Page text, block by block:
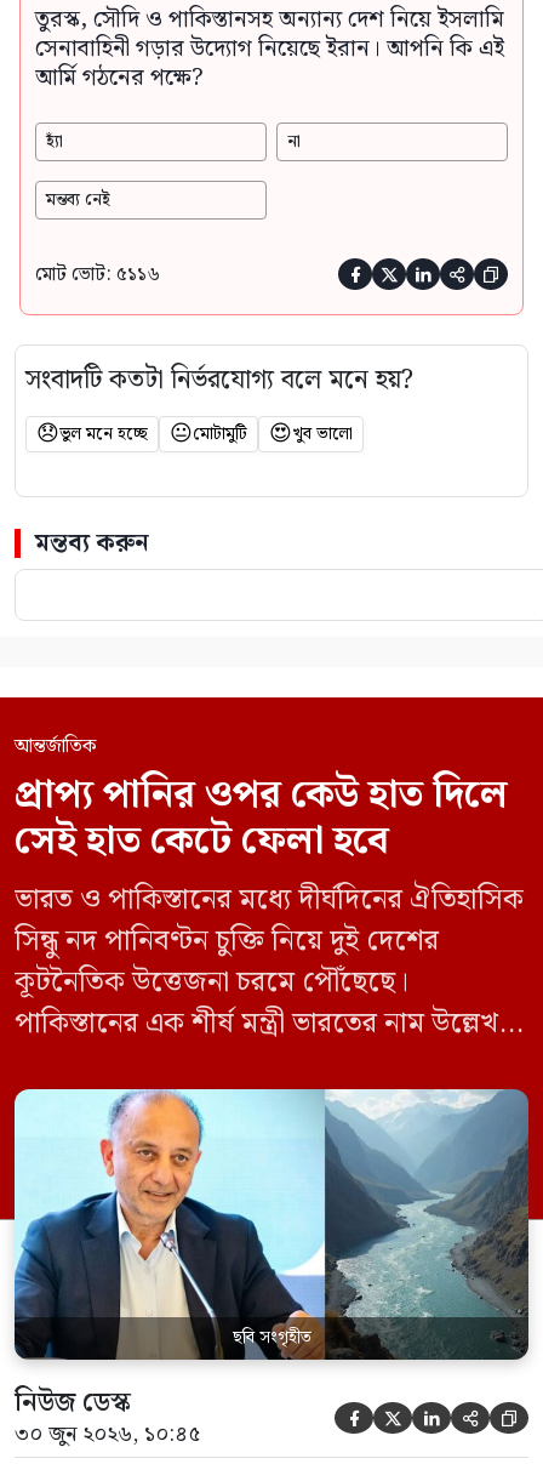
তুরস্ক, সৌদি ও পাকিস্তানসহ অন্যান্য দেশ নিয়ে ইসলামি
সেনাবাহিনী গড়ার উদ্যোগ নিয়েছে ইরান। আপনি কি এই
আর্মি গঠনের পক্ষে?
হ্যাঁ না
মন্তব্য নেই
মোট ভোট: ৫১১৬     
সংবাদটি কতটা নির্ভরযোগ্য বলে মনে হয়?
😞ভুল মনে হচ্ছে 😐মোটামুটি 😍খুব ভালো
মন্তব্য করুন
আন্তর্জাতিক
প্রাপ্য পানির ওপর কেউ হাত দিলে
সেই হাত কেটে ফেলা হবে
ভারত ও পাকিস্তানের মধ্যে দীর্ঘদিনের ঐতিহাসিক
সিন্ধু নদ পানিবণ্টন চুক্তি নিয়ে দুই দেশের
কূটনৈতিক উত্তেজনা চরমে পৌঁছেছে।
পাকিস্তানের এক শীর্ষ মন্ত্রী ভারতের নাম উল্লেখ না
পানির ওপর কেউ হাত দিলে সেই হাত কেটে
ফেলা হবে। ভারতের কেন্দ্রীয় জলসম্পদ মন্ত্রী সি
আর পাতিল কর্তৃক আগামী দেড় থেকে দুই বছরের
[…]
ছবি সংগৃহীত
নিউজ ডেস্ক
৩০ জুন ২০২৬, ১০:৪৫     